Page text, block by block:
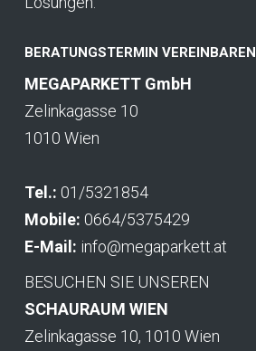
BERATUNGSTERMIN VEREINBAREN
MEGAPARKETT GmbH
Zelinkagasse 10
1010 Wien
Tel.: 01/5321854
Mobile: 0664/5375429
E-Mail: info@megaparkett.at
BESUCHEN SIE UNSEREN
SCHAURAUM WIEN
Zelinkagasse 10, 1010 Wien